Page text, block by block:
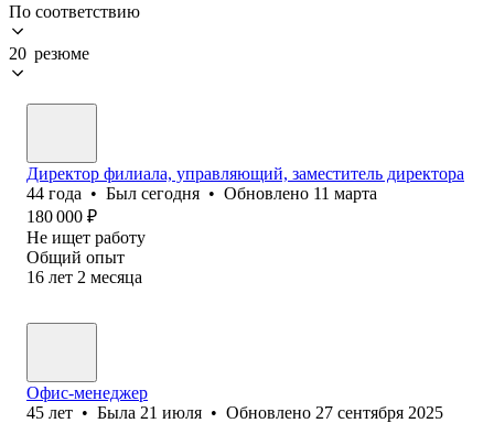
По соответствию
20 резюме
Директор филиала, управляющий, заместитель директора
44 года • Был сегодня • Обновлено 11 марта
180 000 ₽
Не ищет работу
Общий опыт
16 лет 2 месяца
Офис-менеджер
45 лет • Была 21 июля • Обновлено 27 сентября 2025